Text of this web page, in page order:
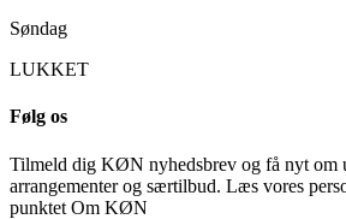
Søndag
LUKKET
Følg os
Tilmeld dig KØN nyhedsbrev og få nyt om
arrangementer og særtilbud. Læs vores
punktet Om KØN